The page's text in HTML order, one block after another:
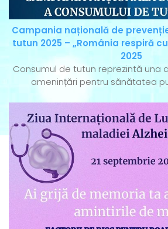
Campania națională de
tutun 2025 – „România respiră
2025
Consumul de tutun reprezintă una
amenințări pentru sănătatea